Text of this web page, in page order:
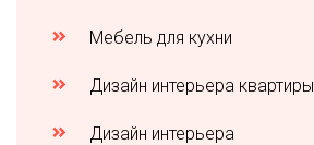
Мебель для кухни
Дизайн интерьера квартиры
Дизайн интерьера